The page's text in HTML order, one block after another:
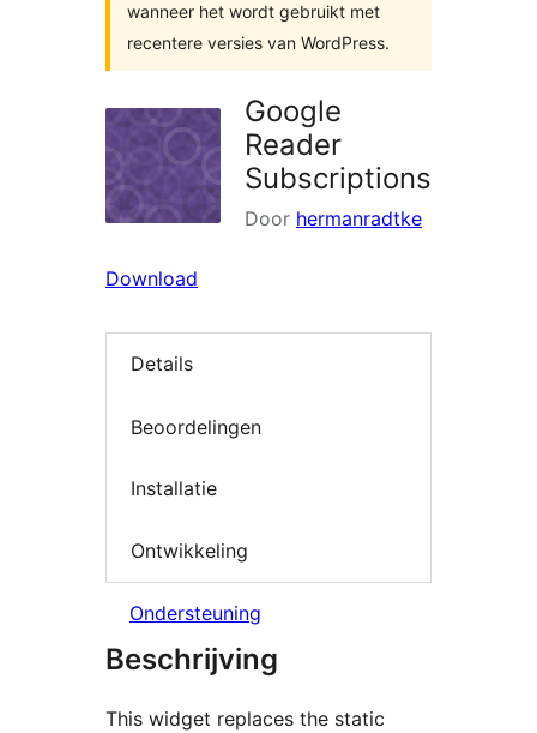
wanneer het wordt gebruikt met
recentere versies van WordPress.
Google
Reader
Subscriptions
Door hermanradtke
Download
Details
Beoordelingen
Installatie
Ontwikkeling
Ondersteuning
Beschrijving
This widget replaces the static